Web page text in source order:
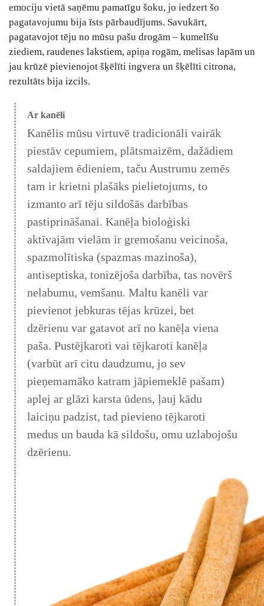
emociju vietā saņēmu pamatīgu šoku, jo iedzert šo
pagatavojumu bija īsts pārbaudījums. Savukārt,
pagatavojot tēju no mūsu pašu drogām – kumelīšu
ziediem, raudenes lakstiem, apiņa rogām, melisas lapām un
jau krūzē pievienojot šķēlīti ingvera un šķēlīti citrona,
rezultāts bija izcils.
Ar kanēli
Kanēlis mūsu virtuvē tradicionāli vairāk
piestāv cepumiem, plātsmaizēm, dažādiem
saldajiem ēdieniem, taču Austrumu zemēs
tam ir krietni plašāks pielietojums, to
izmanto arī tēju sildošās darbības
pastiprināšanai. Kanēļa bioloģiski
aktīvajām vielām ir gremošanu veicinoša,
spazmolītiska (spazmas mazinoša),
antiseptiska, tonizējoša darbība, tas novērš
nelabumu, vemšanu. Maltu kanēli var
pievienot jebkuras tējas krūzei, bet
dzērienu var gatavot arī no kanēļa viena
paša. Pustējkaroti vai tējkaroti kanēļa
(varbūt arī citu daudzumu, jo sev
pieņemamāko katram jāpiemeklē pašam)
aplej ar glāzi karsta ūdens, ļauj kādu
laiciņu padzist, tad pievieno tējkaroti
medus un bauda kā sildošu, omu uzlabojošu
dzērienu.